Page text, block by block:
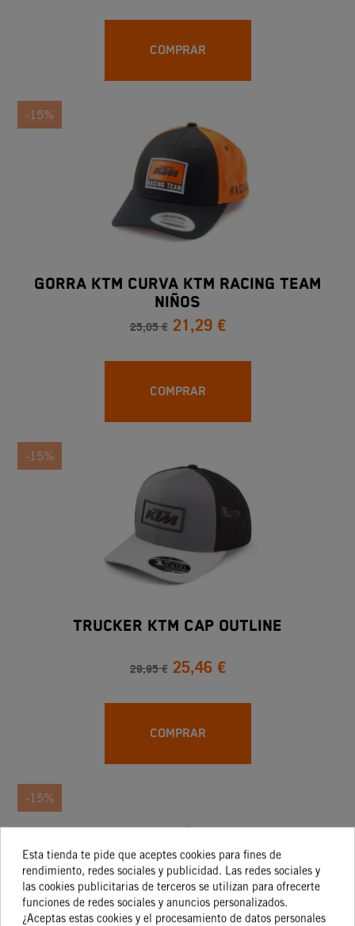
COMPRAR
-15%
Gorra KTM Curva KTM Racing Team
Niños
25,05 € 21,29 €
COMPRAR
-15%
Trucker KTM Cap Outline
29,95 € 25,46 €
COMPRAR
-15%
Esta tienda te pide que aceptes cookies para fines de
rendimiento, redes sociales y publicidad. Las redes sociales y
las cookies publicitarias de terceros se utilizan para ofrecerte
funciones de redes sociales y anuncios personalizados.
¿Aceptas estas cookies y el procesamiento de datos personales